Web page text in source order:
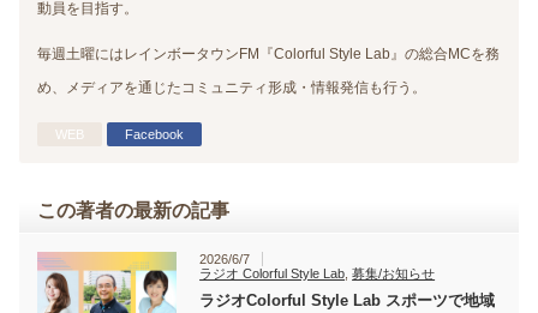
動員を目指す。
毎週土曜にはレインボータウンFM『Colorful Style Lab』の総合MCを務
め、メディアを通じたコミュニティ形成・情報発信も行う。
WEB Facebook
この著者の最新の記事
2026/6/7
ラジオ Colorful Style Lab ,募集/お知らせ
ラジオColorful Style Lab スポーツで地域